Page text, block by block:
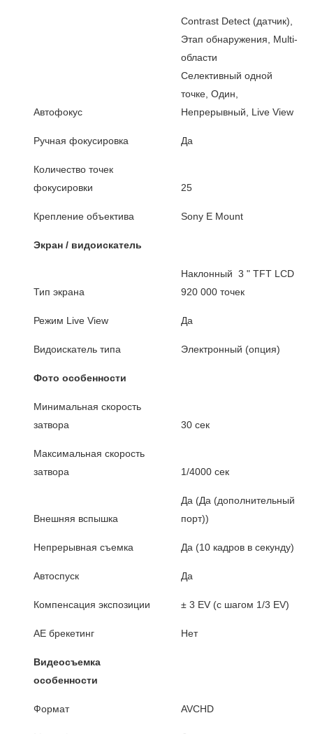
Автофокус
Contrast Detect (датчик),
Этап обнаружения, Multi-
области
Селективный одной
точке, Один,
Непрерывный, Live View
Ручная фокусировка Да
Количество точек
фокусировки
25
Крепление объектива Sony E Mount
Экран / видоискатель
Тип экрана
Наклонный 3 " TFT LCD
920 000 точек
Режим Live View Да
Видоискатель типа Электронный (опция)
Фото особенности
Минимальная скорость
затвора
30 сек
Максимальная скорость
затвора
1/4000 сек
Внешняя вспышка
Да (Да (дополнительный
порт))
Непрерывная съемка Да (10 кадров в секунду)
Автоспуск Да
Компенсация экспозиции ± 3 EV (с шагом 1/3 EV)
AE брекетинг Нет
Видеосъемка
особенности
Формат AVCHD